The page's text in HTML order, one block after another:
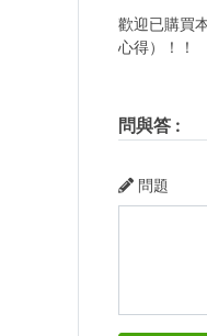
歡迎已購買
心得）！！
問與答:
問題